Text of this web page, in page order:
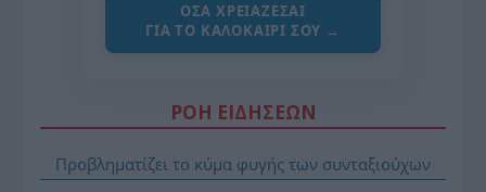
ΌΣΑ ΧΡΕΙΆΖΕΣΑΙ
ΓΙΑ ΤΟ ΚΑΛΟΚΑΊΡΙ ΣΟΥ →
ΡΟΗ ΕΙΔΗΣΕΩΝ
Προβληματίζει το κύμα φυγής των συνταξιούχων